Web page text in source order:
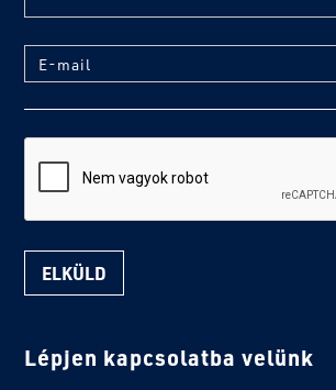
E-mail
Lépjen kapcsolatba velünk